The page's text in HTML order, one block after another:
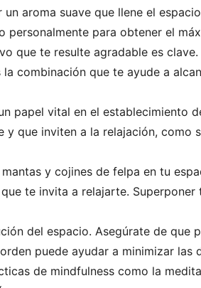
aroma suave que llene el
personalmente para obtener el
que te resulte agradable es
combinación que te ayude a
papel vital en el
y que inviten a la relajación,
y cojines de felpa en tu
te invita a relajarte.
del espacio. Asegúrate de
puede ayudar a minimizar
de mindfulness como la